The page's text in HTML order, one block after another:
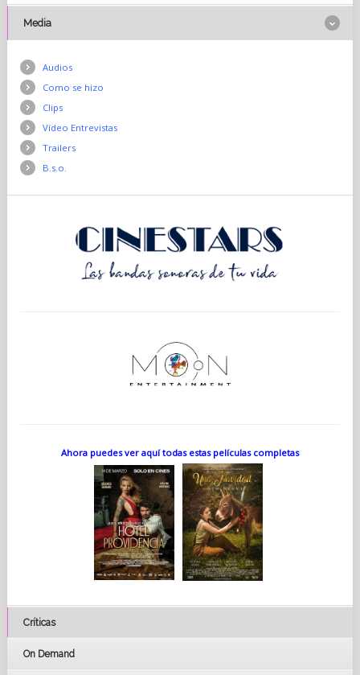
Media
Audios
Como se hizo
Clips
Vídeo Entrevistas
Trailers
B.s.o.
Ahora puedes ver aquí todas estas películas completas
Críticas
On Demand